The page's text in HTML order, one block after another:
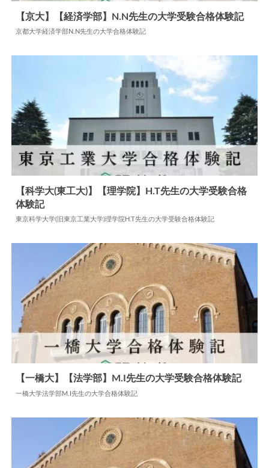
【京大】【経済学部】N.N先生の大学受験合格体験記
京都大学経済学部N.N先生の大学合格体験記
大学合格体験記
【科学大(東工大)】【理学院】H.T先生の大学受験合格
体験記
東京科学大学(旧東京工業大学)理学院H.T先生の大学受験合格体験記
【一橋大】【法学部】M.I先生の大学受験合格体験記
一橋大学法学部M.I先生の大学合格体験記